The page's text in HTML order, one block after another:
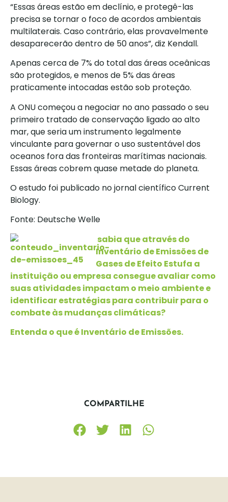
“Essas áreas estão em declínio, e protegê-las
precisa se tornar o foco de acordos ambientais
multilaterais. Caso contrário, elas provavelmente
desaparecerão dentro de 50 anos”, diz Kendall.
Apenas cerca de 7% do total das áreas oceânicas
são protegidos, e menos de 5% das áreas
praticamente intocadas estão sob proteção.
A ONU começou a negociar no ano passado o seu
primeiro tratado de conservação ligado ao alto
mar, que seria um instrumento legalmente
vinculante para governar o uso sustentável dos
oceanos fora das fronteiras marítimas nacionais.
Essas áreas cobrem quase metade do planeta.
O estudo foi publicado no jornal científico Current
Biology.
Fonte: Deutsche Welle
sabia que através do
Inventário de Emissões de
Gases de Efeito Estufa a
instituição ou empresa consegue avaliar como
suas atividades impactam o meio ambiente e
identificar estratégias para contribuir para o
combate às mudanças climáticas?
Entenda o que é Inventário de Emissões.
COMPARTILHE